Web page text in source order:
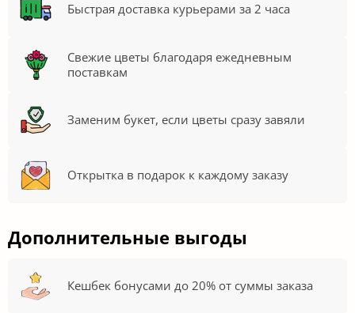
Быстрая доставка курьерами за 2 часа
Свежие цветы благодаря ежедневным
поставкам
Заменим букет, если цветы сразу завяли
Открытка в подарок к каждому заказу
Дополнительные выгоды
Кешбек бонусами до 20% от суммы заказа